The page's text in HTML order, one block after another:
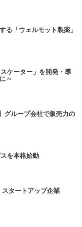
る「ウェルモット製薬」
ケーター」を開発・導
～
グループ会社で販売力の
を本格始動
タートアップ企業